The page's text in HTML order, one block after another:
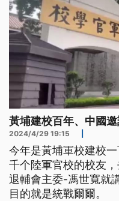
黃埔建校百年、中國
2024/4/29 19:15
今年是黃埔軍校建校
千个陸軍官校的校友
退輔會主委-馮世寬就
目的就是統戰爾爾。